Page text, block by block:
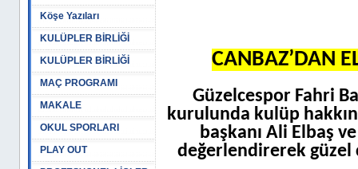
Köşe Yazıları
KULÜPLER BİRLİĞİ
KULÜPLER BİRLİĞİ
MAÇ PROGRAMI
MAKALE
OKUL SPORLARI
PLAY OUT
CANBAZ’DAN
Güzelcespor Fahri
kurulunda kulüp
başkanı Ali Elbaş
değerlendirerek güzel